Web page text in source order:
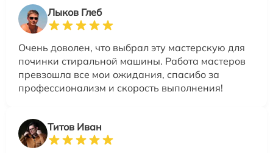
Лыков Глеб
Очень доволен, что выбрал эту мастерскую для
починки стиральной машины. Работа мастеров
превзошла все мои ожидания, спасибо за
профессионализм и скорость выполнения!
Титов Иван